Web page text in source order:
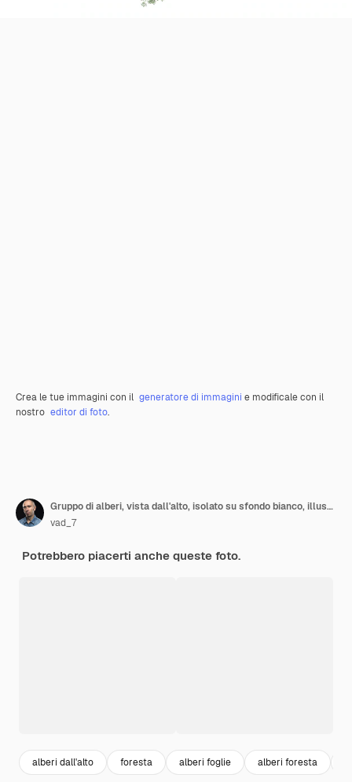
Crea le tue immagini con il generatore di immagini e modificale con il
nostro editor di foto.
Gruppo di alberi, vista dall'alto, isolato su sfondo bianco, illustrazione 3D, rendering cg
vad_7
Potrebbero piacerti anche queste foto.
alberi dall'alto foresta alberi foglie alberi foresta